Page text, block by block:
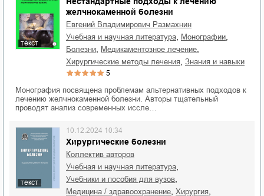
текст
желчнокаменной болезни
Евгений Владимирович Размахнин
учебная и научная литература
монографии
болезни медикаментозное лечение
хирургические методы лечения знания и навыки
5
Монография посвящена проблемам альтернативных подходов к
лечению желчнокаменной болезни. Авторы тщательный
проводят анализ современных иссле…
текст
Хирургические болезни
10.12.2024 10:34
Коллектив авторов
учебная и научная литература
учебники и пособия для вузов
медицина / здравоохранение хирургия